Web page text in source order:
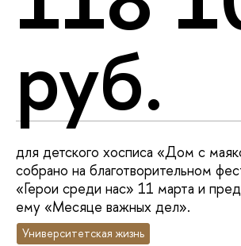
руб.
для детского хосписа «Дом с
собрано на благотворительном
«Герои среди нас» 11 марта и
ему «Месяце важных дел».
Университетская жизнь